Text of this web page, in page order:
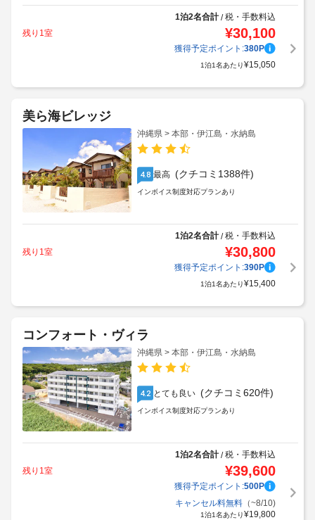
1泊2名合計/税・手数料込
残り1室
¥30,100
獲得予定ポイント:380P
1泊1名あたり¥15,050
美ら海ビレッジ
沖縄県 > 本部・伊江島・水納島
4.8 最高 (クチコミ1388件)
インボイス制度対応プランあり
1泊2名合計/税・手数料込
残り1室
¥30,800
獲得予定ポイント:390P
1泊1名あたり¥15,400
コンフォート・ヴィラ
沖縄県 > 本部・伊江島・水納島
4.2 とても良い (クチコミ620件)
インボイス制度対応プランあり
1泊2名合計/税・手数料込
残り1室
¥39,600
獲得予定ポイント:500P
キャンセル料無料（~8/10)
1泊1名あたり¥19,800